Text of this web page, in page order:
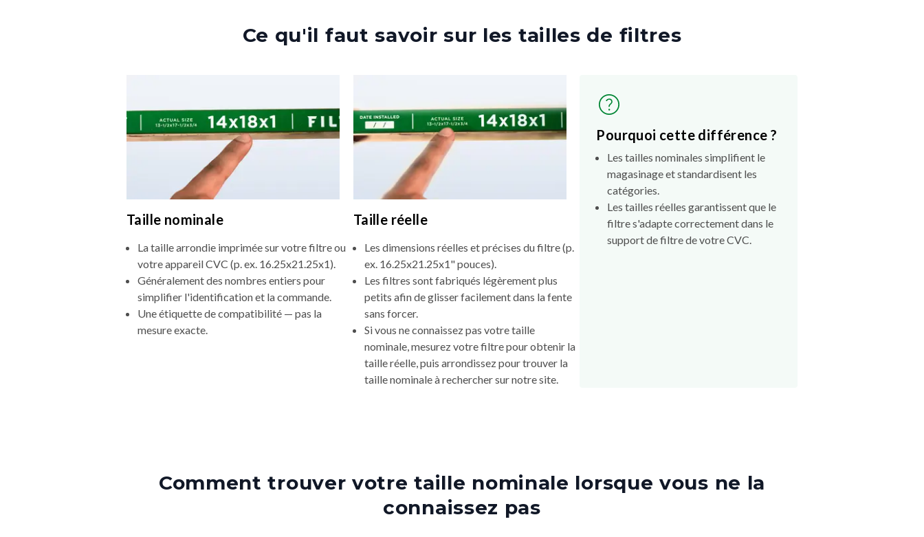
Ce qu'il faut savoir sur les tailles de filtres
Taille nominale
La taille arrondie imprimée sur votre filtre ou
votre appareil CVC (p. ex. 16.25x21.25x1).
Généralement des nombres entiers pour
simplifier l'identification et la commande.
Une étiquette de compatibilité — pas la
mesure exacte.
Taille réelle
Les dimensions réelles et précises du filtre (p.
ex. 16.25x21.25x1" pouces).
Les filtres sont fabriqués légèrement plus
petits afin de glisser facilement dans la fente
sans forcer.
Si vous ne connaissez pas votre taille
nominale, mesurez votre filtre pour obtenir la
taille réelle, puis arrondissez pour trouver la
taille nominale à rechercher sur notre site.
Pourquoi cette différence ?
Les tailles nominales simplifient le
magasinage et standardisent les
catégories.
Les tailles réelles garantissent que le
filtre s'adapte correctement dans le
support de filtre de votre CVC.
Comment trouver votre taille nominale lorsque vous ne la
connaissez pas